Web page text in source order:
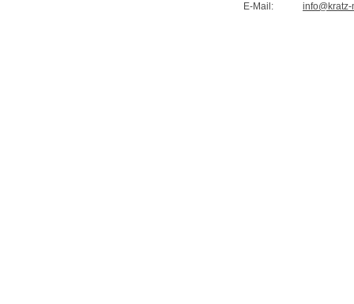
E-Mail: